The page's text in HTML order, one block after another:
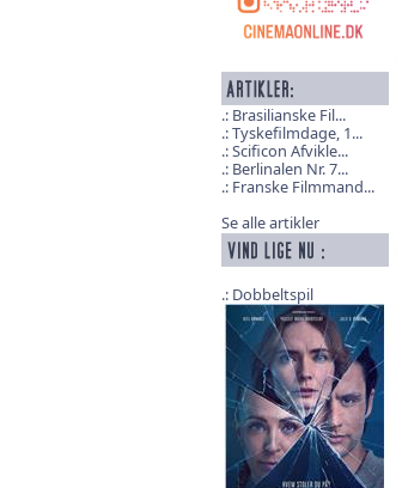
Brasilianske Fil...
Tyskefilmdage, 1...
Scificon Afvikle...
Berlinalen Nr. 7...
Franske Filmmand...
Se alle artikler
Dobbeltspil